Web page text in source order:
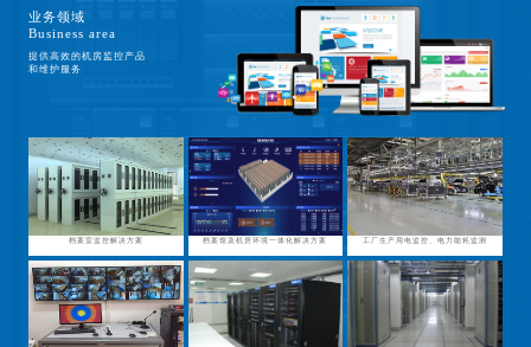
业务领域
Business area
提供高效的机房监控产品
和维护服务
档案室监控解决方案 档案馆及机房环境一体化解决方案 工厂生产用电监控、电力能耗监测